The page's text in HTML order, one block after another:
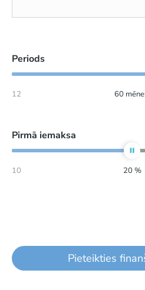
Periods
12 60
Pirmā iemaksa
10 20 %
Pieteikties